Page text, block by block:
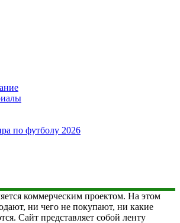
по футболу 2026
коммерческим проектом. На этом
ни чего не покупают, ни какие
Сайт представляет собой ленту